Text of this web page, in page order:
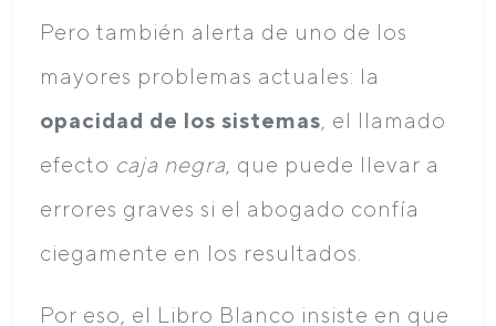
Pero también alerta de uno de los
mayores problemas actuales: la
opacidad de los sistemas , el llamado
efecto caja negra , que puede llevar a
errores graves si el abogado confía
ciegamente en los resultados.
Por eso, el Libro Blanco insiste en que